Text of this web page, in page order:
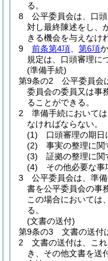
る。
8
公平委員会は、口
対し最終陳述をし、
きる機会を与えなけ
9
前条第4項 第6項
規定は、口頭審理に
(準備手続)
第9条の2
公平委員会
委員会の委員又は事
ることができる。
2
準備手続において
なければならない。
(1)
口頭審理の期日
(2)
事実の整理に関
(3)
証拠の整理に関
(4)
その他必要な事
3
公平委員会は、準
書を公平委員会の事
この場合においては、
る。
(文書の送付)
第9条の3
文書の送付
2
文書の送付は、こ
き、その他文書を送